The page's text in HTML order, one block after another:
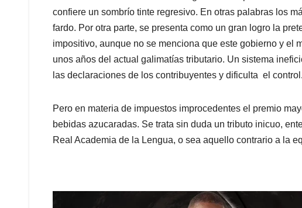
confiere un sombrío tinte regresivo. En otras palabras los
fardo. Por otra parte, se presenta como un gran logro la
impositivo, aunque no se menciona que este gobierno y el
unos años del actual galimatías tributario. Un sistema
las declaraciones de los contribuyentes y dificulta el control.
Pero en materia de impuestos improcedentes el premio
bebidas azucaradas. Se trata sin duda un tributo inicuo,
Real Academia de la Lengua, o sea aquello contrario a la